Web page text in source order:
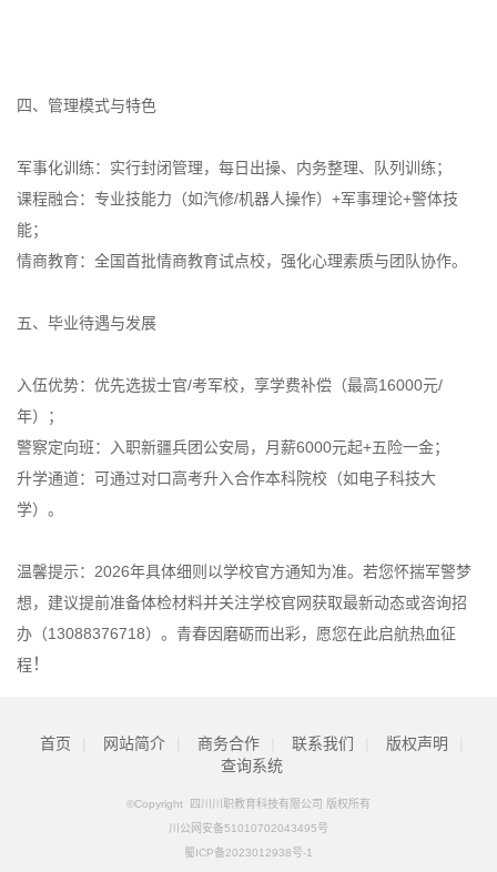
四、管理模式与特色
军事化训练：实行封闭管理，每日出操、内务整理、队列训练；
课程融合：专业技能力（如汽修/机器人操作）+军事理论+警体技
能；
情商教育：全国首批情商教育试点校，强化心理素质与团队协作。
五、毕业待遇与发展
入伍优势：优先选拔士官/考军校，享学费补偿（最高16000元/
年）；
警察定向班：入职新疆兵团公安局，月薪6000元起+五险一金；
升学通道：可通过对口高考升入合作本科院校（如电子科技大
学）。
温馨提示：2026年具体细则以学校官方通知为准。若您怀揣军警梦
想，建议提前准备体检材料并关注学校官网获取最新动态或咨询招
办（13088376718）。青春因磨砺而出彩，愿您在此启航热血征
程！
首页 网站简介 商务合作 联系我们 版权声明
查询系统
©Copyright 四川川职教育科技有限公司 版权所有
川公网安备51010702043495号
蜀ICP备2023012938号-1